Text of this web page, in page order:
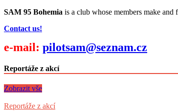
SAM 95 Bohemia is a club whose members make
Contact us!
e-mail: pilotsam@seznam.cz
Reportáže z akcí
Zobrazit vše
Reportáže z akcí